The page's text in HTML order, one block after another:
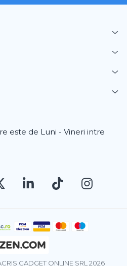
este de Luni - Vineri intre
GADGET ONLINE SRL 2026